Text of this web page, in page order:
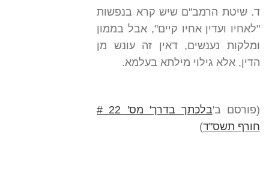
ד. שיטת הרמב"ם שיש קרא בנפשות
"לאחיו ועדין אחיו קיים", אבל בממון
ומלקות נענשים, דאין זה עונש מן
הדין, אלא גילוי מילתא בעלמא.
(פורסם ב'
בלכתך בדרך' מס' 22 #
חורף תשס"ד)